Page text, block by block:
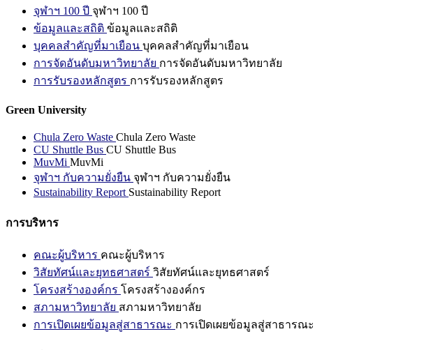
จุฬาฯ 100 ปี จุฬาฯ 100 ปี
ข้อมูลและสถิติ ข้อมูลและสถิติ
บุคคลสำคัญที่มาเยือน บุคคลสำคัญที่มาเยือน
การจัดอันดับมหาวิทยาลัย การจัดอันดับมหาวิทยาลัย
การรับรองหลักสูตร การรับรองหลักสูตร
Green University
Chula Zero Waste Chula Zero Waste
CU Shuttle Bus CU Shuttle Bus
MuvMi MuvMi
จุฬาฯ กับความยั่งยืน จุฬาฯ กับความยั่งยืน
Sustainability Report Sustainability Report
การบริหาร
คณะผู้บริหาร คณะผู้บริหาร
วิสัยทัศน์และยุทธศาสตร์ วิสัยทัศน์และยุทธศาสตร์
โครงสร้างองค์กร โครงสร้างองค์กร
สภามหาวิทยาลัย สภามหาวิทยาลัย
การเปิดเผยข้อมูลสู่สาธารณะ การเปิดเผยข้อมูลสู่สาธารณะ